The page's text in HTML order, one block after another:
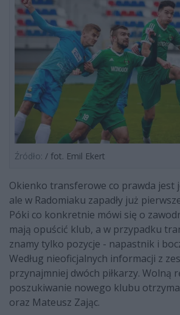
Źródło: / fot. Emil Ekert
Okienko transferowe co prawda jest
ale w Radomiaku zapadły już
Póki co konkretnie mówi się o
mają opuścić klub, a w przypadku
znamy tylko pozycje - napastnik i
Według nieoficjalnych informacji z
przynajmniej dwóch piłkarzy. Wolną
poszukiwanie nowego klubu
oraz Mateusz Zając.